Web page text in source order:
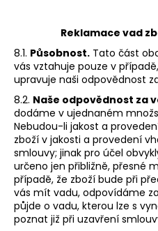
Reklamace vad
8.1. Působnost. Tato část
vás vztahuje pouze v
upravuje naši odpovědnost
8.2. Naše odpovědnost za
dodáme v ujednaném
Nebudou-li jakost a
zboží v jakosti a provedení
smlouvy; jinak pro účel
určeno jen přibližně, přesné
případě, že zboží bude při
vás mít vadu, odpovídáme
půjde o vadu, kterou lze s
poznat již při uzavření